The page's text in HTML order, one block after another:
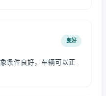
良好
条件良好，车辆可以正